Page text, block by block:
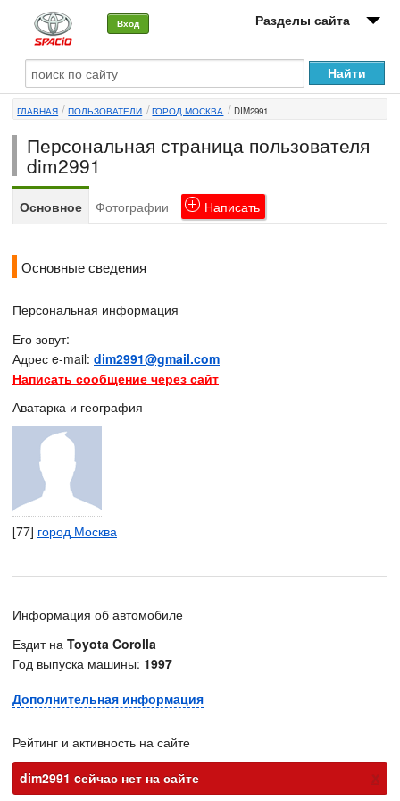
Вход Разделы сайта
О машине
Автоклуб
Форумы
Сервисы и услуги
ГЛАВНАЯ ПОЛЬЗОВАТЕЛИ ГОРОД МОСКВА DIM2991
Персональная страница пользователя
dim2991
Основное Фотографии Написать
Основные сведения
Персональная информация
Его зовут:
Адрес e-mail: dim2991@gmail.com
Написать сообщение через сайт
Аватарка и география
[77] город Москва
Информация об автомобиле
Ездит на Toyota Corolla
Год выпуска машины: 1997
Дополнительная информация
Рейтинг и активность на сайте
dim2991 cейчас нет на сайте
х